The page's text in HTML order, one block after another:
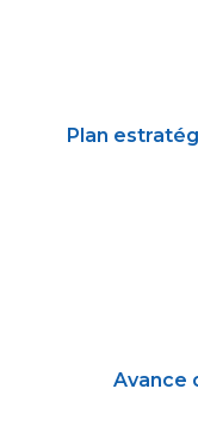
Plan
Avance